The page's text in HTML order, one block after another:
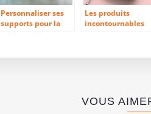
Personnaliser ses
supports pour la
Les produits
incontournables
VOUS